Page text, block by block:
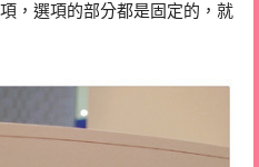
，選項的部分都是固定的，就